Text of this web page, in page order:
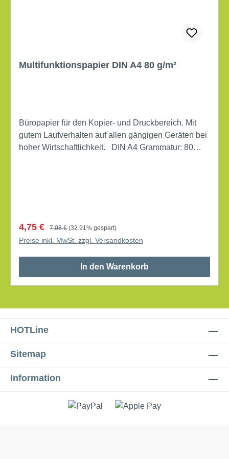
Multifunktionspapier DIN A4 80 g/m²
Büropapier für den Kopier- und Druckbereich. Mit
gutem Laufverhalten auf allen gängigen Geräten bei
hoher Wirtschaftlichkeit. DIN A4 Grammatur: 80
Verkaufspreis:
4,75 € Regulärer Preis:
7,08 € (32.91% gespart)
Preise inkl. MwSt. zzgl. Versandkosten
In den Warenkorb
HOTLine
Sitemap
Information